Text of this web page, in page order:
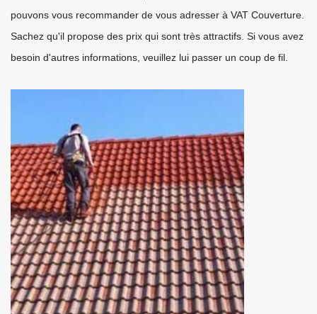
pouvons vous recommander de vous adresser à VAT Couverture.
Sachez qu'il propose des prix qui sont très attractifs. Si vous avez
besoin d'autres informations, veuillez lui passer un coup de fil.